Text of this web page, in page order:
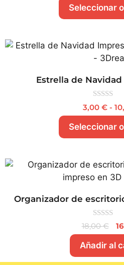
5
Seleccionar
Estrella de
0
d
5
3,00 € -
Seleccionar
Organizador de
0
d
5
18,00€
Añadir al